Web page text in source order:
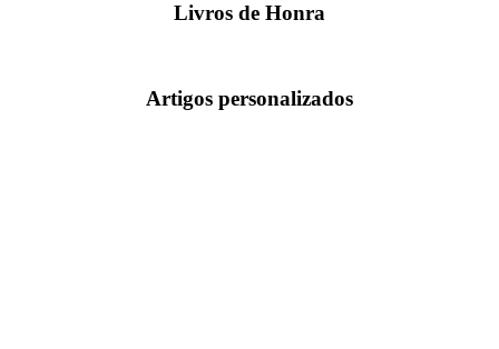
Artigos personalizados
Livros de Honra